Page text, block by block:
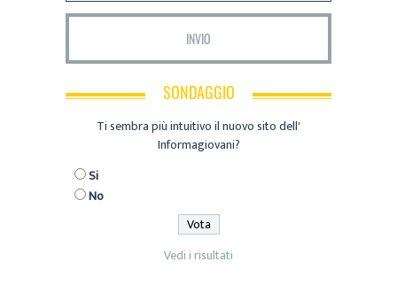
SONDAGGIO
Ti sembra più intuitivo il nuovo sito dell'
Informagiovani?
Si
No
Vedi i risultati